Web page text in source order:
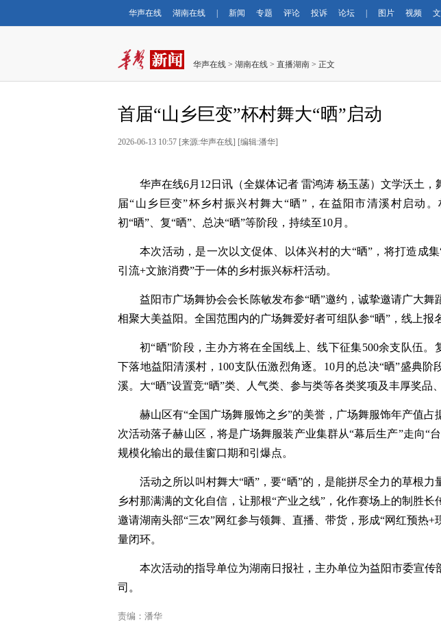
华声在线 湖南在线 新闻 专题 评论 投诉 论坛 图片 视频
华声在线 > 湖南在线 > 直播湖南 > 正文
首届“山乡巨变”杯村舞大“晒”启动
2026-06-13 10:57 [来源:华声在线] [编辑:潘华]
华声在线6月12日讯（全媒体记者 雷鸿涛 杨玉菡）文学沃土，
届“山乡巨变”杯乡村振兴村舞大“晒”，在益阳市清溪村启动
初“晒”、复“晒”、总决“晒”等阶段，持续至10月。
本次活动，是一次以文促体、以体兴村的大“晒”，将打造成
引流+文旅消费”于一体的乡村振兴标杆活动。
益阳市广场舞协会会长陈敏发布参“晒”邀约，诚挚邀请广大舞
相聚大美益阳。全国范围内的广场舞爱好者可组队参“晒”，线上报
初“晒”阶段，主办方将在全国线上、线下征集500余支队伍。
下落地益阳清溪村，100支队伍激烈角逐。10月的总决“晒”盛典阶
溪。大“晒”设置竞“晒”类、人气类、参与类等各类奖项及丰厚奖品
赫山区有“全国广场舞服饰之乡”的美誉，广场舞服饰年产值占
次活动落子赫山区，将是广场舞服装产业集群从“幕后生产”走向“
规模化输出的最佳窗口期和引爆点。
活动之所以叫村舞大“晒”，要“晒”的，是能拼尽全力的草根力
乡村那满满的文化自信，让那根“产业之线”，化作赛场上的制胜长
邀请湖南头部“三农”网红参与领舞、直播、带货，形成“网红预热+
量闭环。
本次活动的指导单位为湖南日报社，主办单位为益阳市委宣传
司。
责编：潘华